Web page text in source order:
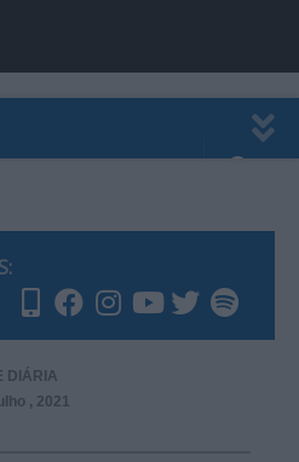
DIÁRIA
, 2021